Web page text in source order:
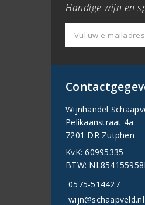
Handige wijn en
Wijnhandel
Pelikaanstraat 4a
7201 DR Zutphen
KvK: 60995335
BTW:
0575-514427
wijn@schaapveld.nl